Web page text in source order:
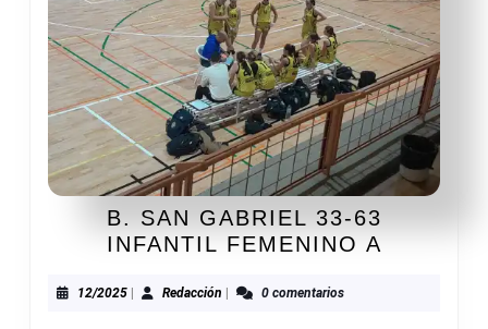
B. SAN GABRIEL 33-63
INFANTIL FEMENINO A
12/202512/2025RedacciónRedacción0 comentarios